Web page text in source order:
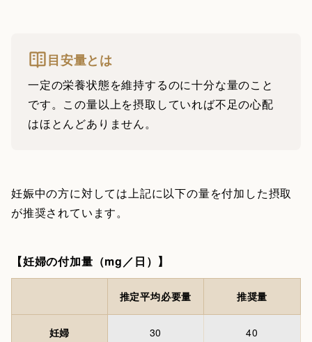
目安量とは
一定の栄養状態を維持するのに十分な量のこと
です。この量以上を摂取していれば不足の心配
はほとんどありません。
妊娠中の方に対しては上記に以下の量を付加した摂取
が推奨されています。
【妊婦の付加量（mg／日）】
推定平均必要量 推奨量
妊婦 30 40